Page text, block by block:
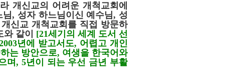
개신교의 어려운 개척교회에
님, 성자 하느님이신 예수님, 성
신교 개척교회를 직접 방문하
와 같이 [21세기의 세계 도서 선
년에 받고서도, 어렵고개인
는 방안으로, 여생을 한국어와
며, 5년이 되는 우선 금년 부활